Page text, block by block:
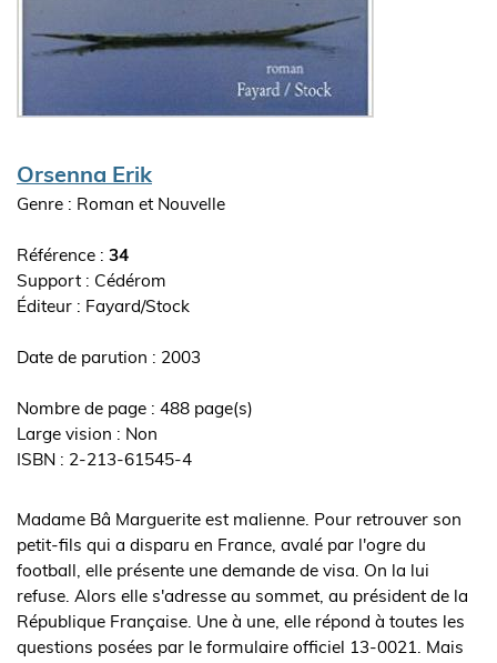
Auteur(s)
Orsenna Erik
Genre : Roman et Nouvelle
Référence : 34
Support : Cédérom
Editeur
Fayard/Stock
Date de parution : 2003
Nombre de page : 488 page(s)
Large vision : Non
ISBN : 2-213-61545-4
Synopsis
de
l'ouvrage
Madame Bâ Marguerite est malienne. Pour retrouver son
petit-fils qui a disparu en France, avalé par l'ogre du
football, elle présente une demande de visa. On la lui
refuse. Alors elle s'adresse au sommet, au président de la
République Française. Une à une, elle répond à toutes les
questions posées par le formulaire officiel 13-0021. Mais